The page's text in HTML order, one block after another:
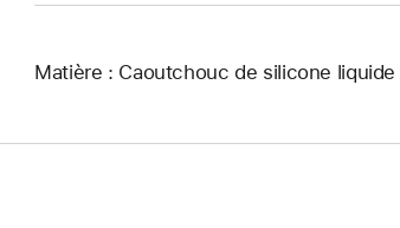
Matière : Caoutchouc de silicone liquide